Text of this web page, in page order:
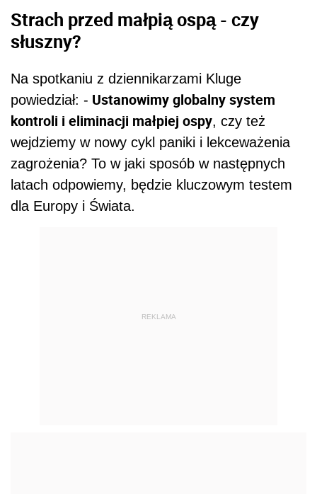
Strach przed małpią ospą - czy
słuszny?
Na spotkaniu z dziennikarzami Kluge
powiedział: - Ustanowimy globalny system
kontroli i eliminacji małpiej ospy, czy też
wejdziemy w nowy cykl paniki i lekceważenia
zagrożenia? To w jaki sposób w następnych
latach odpowiemy, będzie kluczowym testem
dla Europy i Świata.
REKLAMA